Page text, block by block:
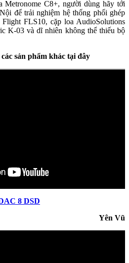
Metronome C8+, người dùng hãy tới
để trải nghiệm hệ thống phối ghép
FLS10, cặp loa AudioSolutions
K-03 và dĩ nhiên không thể thiếu bộ
sản phẩm khác tại đây
8 DSD
Yên Vũ